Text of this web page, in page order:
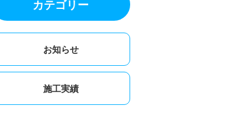
カテゴリー
お知らせ
施工実績